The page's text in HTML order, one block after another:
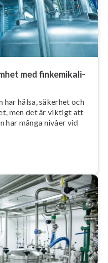
med fin­ke­mi­ka­li­
hälsa, säkerhet och
men det är viktigt att
har många nivåer vid